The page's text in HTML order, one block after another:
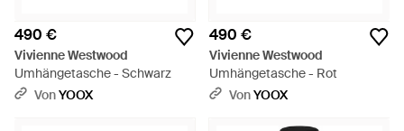
490 €
Vivienne Westwood
Umhängetasche - Schwarz
VonYOOX
490 €
Vivienne Westwood
Umhängetasche - Rot
VonYOOX